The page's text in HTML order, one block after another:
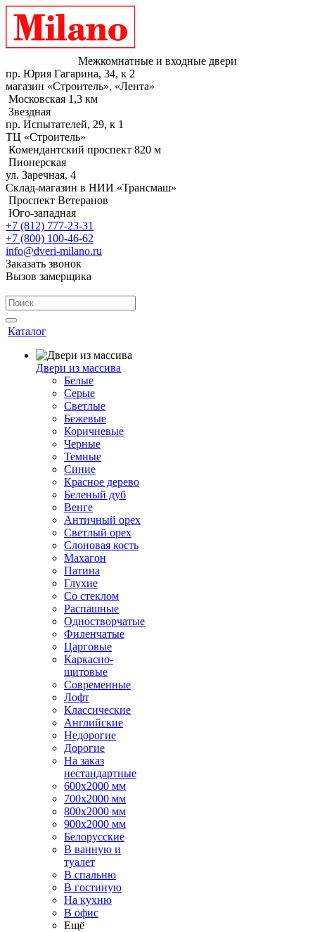
Межкомнатные и входные двери
пр. Юрия Гагарина, 34, к 2
магазин «Строитель», «Лента»
Московская 1,3 км
Звездная
пр. Испытателей, 29, к 1
ТЦ «Строитель»
Комендантский проспект 820 м
Пионерская
ул. Заречная, 4
Склад-магазин в НИИ «Трансмаш»
Проспект Ветеранов
Юго-западная
+7 (812) 777-23-31
+7 (800) 100-46-62
info@dveri-milano.ru
Заказать звонок
Вызов замерщика
Каталог
Двери из массива
Белые
Серые
Светлые
Бежевые
Коричневые
Черные
Темные
Синие
Красное дерево
Беленый дуб
Венге
Античный орех
Светлый орех
Слоновая кость
Махагон
Патина
Глухие
Со стеклом
Распашные
Одностворчатые
Филенчатые
Царговые
Каркасно-
щитовые
Современные
Лофт
Классические
Английские
Недорогие
Дорогие
На заказ
нестандартные
600х2000 мм
700х2000 мм
800х2000 мм
900х2000 мм
Белорусские
В ванную и
туалет
В спальню
В гостиную
На кухню
В офис
Ещё